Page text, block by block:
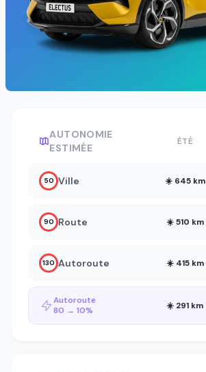
AUTONOMIE
ESTIMÉE
ÉTÉ
50 Ville ☀️ 645 km
90 Route ☀️ 510 km
130 Autoroute ☀️ 415 km
Autoroute
80 → 10%
☀️ 291 km